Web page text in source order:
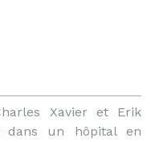
Xavier et Erik
dans un hôpital en